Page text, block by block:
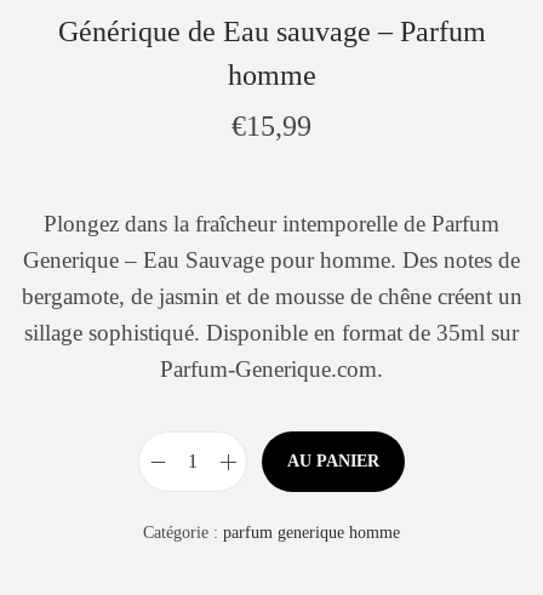
Générique de Eau sauvage – Parfum
homme
€15,99
Plongez dans la fraîcheur intemporelle de Parfum
Generique – Eau Sauvage pour homme. Des notes de
bergamote, de jasmin et de mousse de chêne créent un
sillage sophistiqué. Disponible en format de 35ml sur
Parfum-Generique.com.
AU PANIER
Catégorie : parfum generique homme